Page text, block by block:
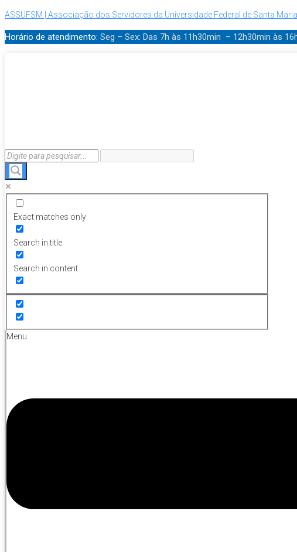
ASSUFSM | Associação dos Servidores da Universidade Federal de Santa Maria
Horário de atendimento: Seg – Sex: Das 7h às 11h30min – 12h30min às
Exact matches only
Search in title
Search in content
Menu